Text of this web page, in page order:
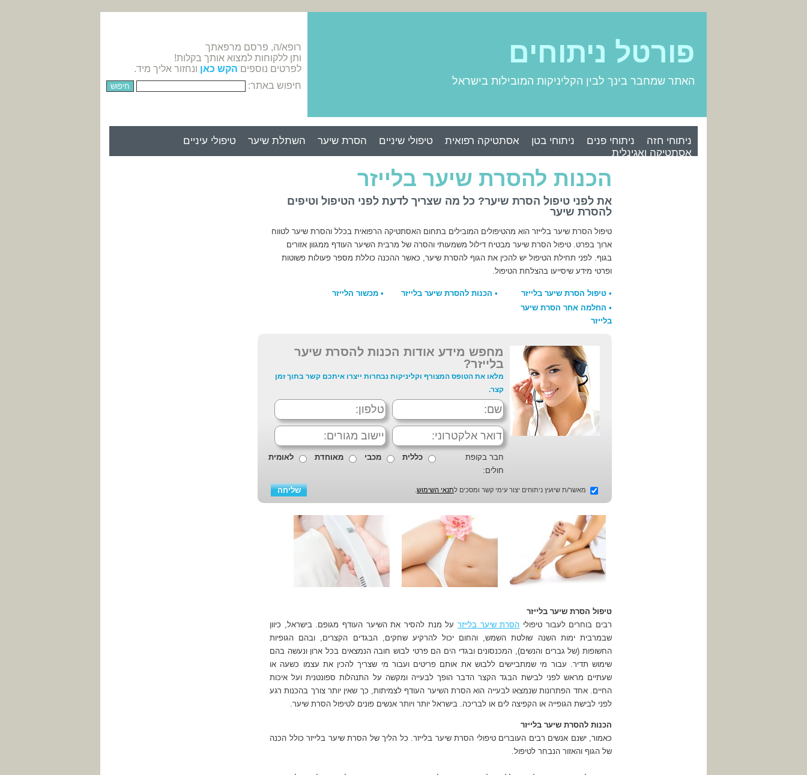
פורטל ניתוחים
האתר שמחבר בינך לבין הקליניקות המובילות בישראל
רופא/ה, פרסם מרפאתך
ותן ללקוחות למצוא אותך בקלות!
לפרטים נוספים הקש כאן ונחזור אליך מיד.
חיפוש באתר:
ניתוחי חזה ניתוחי פנים ניתוחי בטן אסתטיקה רפואית טיפולי שיניים הסרת שיער השתלת שיער
טיפולי עיניים
אסתטיקה ואגינלית
הכנות להסרת שיער בלייזר
את לפני טיפול הסרת שיער? כל מה שצריך לדעת לפני הטיפול וטיפים
להסרת שיער
טיפול הסרת שיער בלייזר הוא מהטיפולים המובילים בתחום האסתטיקה הרפואית בכלל והסרת שיער לטווח
ארוך בפרט. טיפול הסרת שיער מבטיח דילול משמעותי והסרה של מרבית השיער העודף ממגוון אזורים
בגוף. לפני תחילת הטיפול יש להכין את הגוף להסרת שיער, כאשר ההכנה כוללת מספר פעולות פשוטות
ופרטי מידע שיסייעו בהצלחת הטיפול.
• טיפול הסרת שיער בלייזר • הכנות להסרת שיער בלייזר • מכשור הלייזר
• החלמה אחר הסרת שיער
בלייזר
מחפש מידע אודות הכנות להסרת שיער
בלייזר?
מלאו את הטופס המצורף וקליניקות נבחרות ייצרו איתכם קשר בתוך זמן
קצר.
חבר בקופת
חולים:
כללית מכבי מאוחדת לאומית
מאשר/ת שיועץ ניתוחים יצור עימי קשר ומסכים לתנאי השימוש
טיפול הסרת שיער בלייזר
רבים בוחרים לעבור טיפולי הסרת שיער בלייזר על מנת להסיר את השיער העודף מגופם. בישראל, כיוון
שבמרבית ימות השנה שולטת השמש, והחום יכול להרקיע שחקים, הבגדים הקצרים, ובהם הגופיות
החשופות (של גברים והנשים), המכנסונים ובגדי הים הם פרטי לבוש חובה הנמצאים בכל ארון ונעשה בהם
שימוש תדיר. עבור מי שמתביישים ללבוש את אותם פריטים ועבור מי שצריך להכין את עצמו כשעה או
שעתיים מראש לפני לבישת הבגד הקצר הדבר הופך לבעייה ומקשה על התנהלות ספונטנית ועל איכות
החיים. אחד הפתרונות שנמצאו לבעייה הוא הסרת השיער העודף לצמיתות, כך שאין יותר צורך בהכנות רגע
לפני לבישת הגופייה או הקפיצה לים או לבריכה. בישראל יותר ויותר אנשים פונים לטיפול הסרת שיער.
הכנות להסרת שיער בלייזר
כאמור, ישנם אנשים רבים העוברים טיפולי הסרת שיער בלייזר. כל הליך של הסרת שיער בלייזר כולל הכנה
של הגוף והאזור הנבחר לטיפול.